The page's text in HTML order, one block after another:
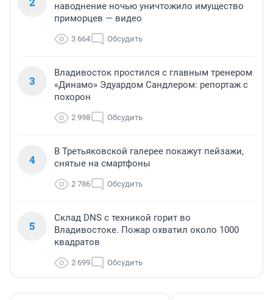
наводнение ночью уничтожило имущество
приморцев — видео
3 664 Обсудить
3
Владивосток простился с главным тренером
«Динамо» Эдуардом Сандлером: репортаж с
похорон
2 998 Обсудить
4
В Третьяковской галерее покажут пейзажи,
снятые на смартфоны
2 786 Обсудить
5
Склад DNS с техникой горит во
Владивостоке. Пожар охватил около 1000
квадратов
2 699 Обсудить